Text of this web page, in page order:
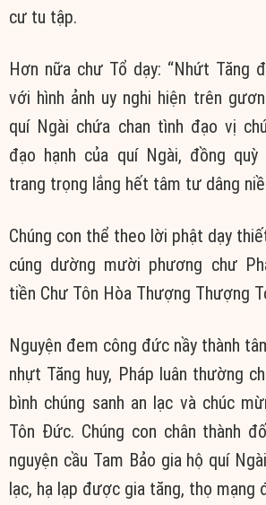
cư tu tập.
Hơn nữa chư Tổ dạy: “Nhứt Tăng
với hình ảnh uy nghi hiện trên
quí Ngài chứa chan tình đạo vị
đạo hạnh của quí Ngài, đồng
trang trọng lắng hết tâm tư dâng
Chúng con thể theo lời phật dạy
cúng dường mười phương chư
tiền Chư Tôn Hòa Thượng Thượng
Nguyện đem công đức nầy thành
nhựt Tăng huy, Pháp luân thường
bình chúng sanh an lạc và chúc
Tôn Đức. Chúng con chân thành
nguyện cầu Tam Bảo gia hộ quí
lạc, hạ lạp được gia tăng, thọ mạng